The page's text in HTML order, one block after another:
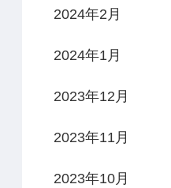
2024年2月
2024年1月
2023年12月
2023年11月
2023年10月